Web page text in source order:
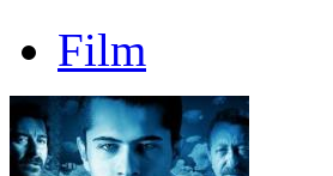
Film